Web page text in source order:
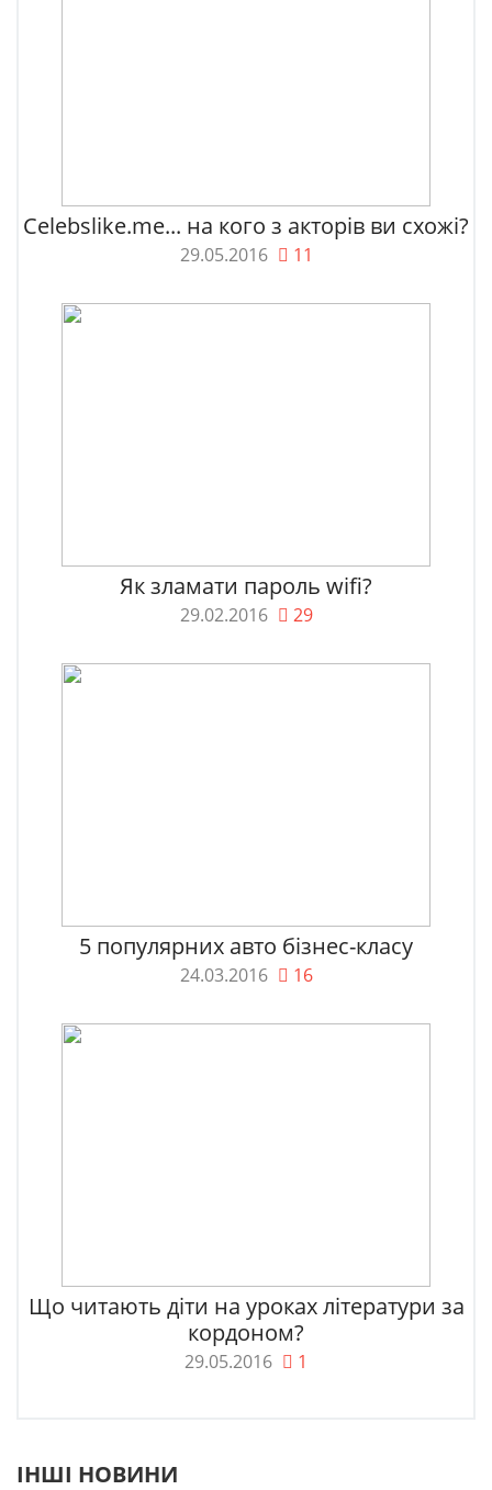
Celebslike.me... на кого з акторів ви схожі?
29.05.2016 11
Як зламати пароль wifi?
29.02.2016 29
5 популярних авто бізнес-класу
24.03.2016 16
Що читають діти на уроках літератури за
кордоном?
29.05.2016 1
ІНШІ НОВИНИ